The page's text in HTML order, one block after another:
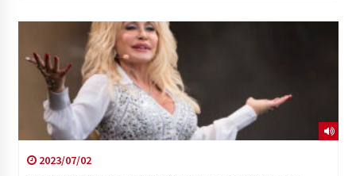
2023/07/02